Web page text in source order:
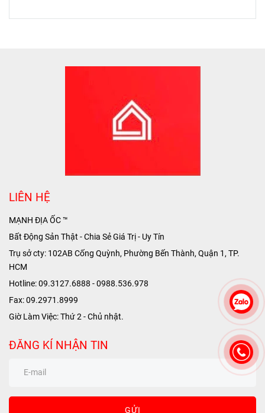
LIÊN HỆ
MẠNH ĐỊA ỐC ™
Bất Động Sản Thật - Chia Sẻ Giá Trị - Uy Tín
Trụ sở cty: 102AB Cống Quỳnh, Phường Bến Thành, Quận 1, TP.
HCM
Hotline: 09.3127.6888 - 0988.536.978
Fax: 09.2971.8999
Giờ Làm Việc: Thứ 2 - Chủ nhật.
ĐĂNG KÍ NHẬN TIN
GỬI